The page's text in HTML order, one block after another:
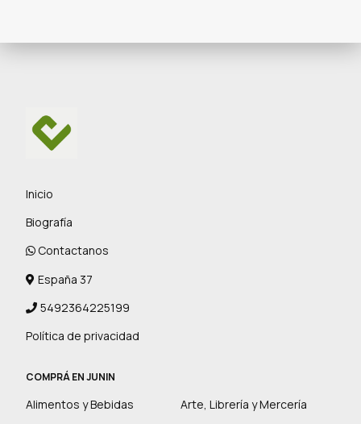
Inicio
Biografía
Contactanos
España 37
5492364225199
Política de privacidad
COMPRÁ EN JUNIN
Alimentos y Bebidas
Arte, Librería y Mercería